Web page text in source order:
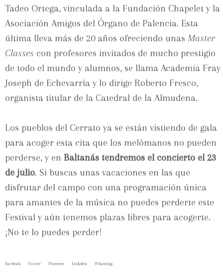
Tadeo Ortega, vinculada a la Fundación Chapelet y la
Asociación Amigos del Órgano de Palencia. Esta
última lleva más de 20 años ofreciendo unas Master
Classes con profesores invitados de mucho prestigio
de todo el mundo y alumnos, se llama Academia Fray
Joseph de Echevarría y lo dirige Roberto Fresco,
organista titular de la Catedral de la Almudena.
Los pueblos del Cerrato ya se están vistiendo de gala
para acoger esta cita que los melómanos no pueden
perderse, y en Baltanás tendremos el concierto el 23
de julio. Si buscas unas vacaciones en las que
disfrutar del campo con una programación única
para amantes de la música no puedes perderte este
Festival y aún tenemos plazas libres para acogerte.
¡No te lo puedes perder!
Facebook Twitter Pinterest LinkedIn WhatsApp